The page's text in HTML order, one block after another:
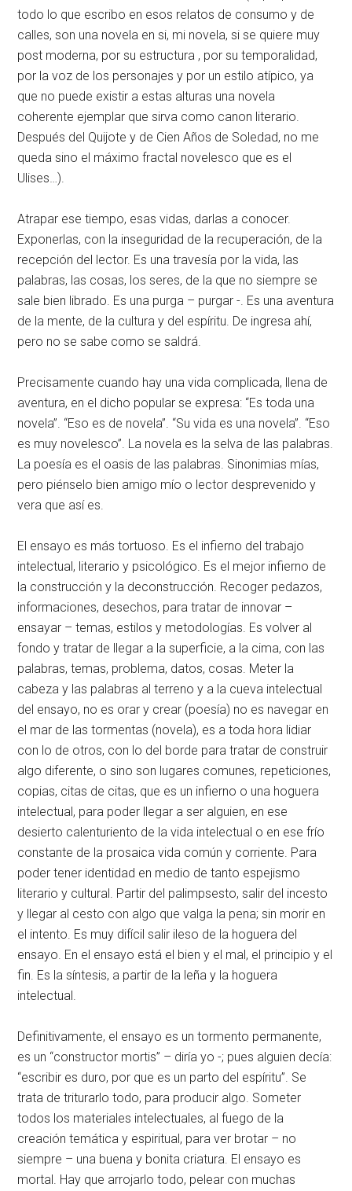
todo lo que escribo en esos relatos de consumo y de
calles, son una novela en si, mi novela, si se quiere muy
post moderna, por su estructura , por su temporalidad,
por la voz de los personajes y por un estilo atípico, ya
que no puede existir a estas alturas una novela
coherente ejemplar que sirva como canon literario.
Después del Quijote y de Cien Años de Soledad, no me
queda sino el máximo fractal novelesco que es el
Ulises…).
Atrapar ese tiempo, esas vidas, darlas a conocer.
Exponerlas, con la inseguridad de la recuperación, de la
recepción del lector. Es una travesía por la vida, las
palabras, las cosas, los seres, de la que no siempre se
sale bien librado. Es una purga – purgar -. Es una aventura
de la mente, de la cultura y del espíritu. De ingresa ahí,
pero no se sabe como se saldrá.
Precisamente cuando hay una vida complicada, llena de
aventura, en el dicho popular se expresa: “Es toda una
novela”. “Eso es de novela”. “Su vida es una novela”. “Eso
es muy novelesco”. La novela es la selva de las palabras.
La poesía es el oasis de las palabras. Sinonimias mías,
pero piénselo bien amigo mío o lector desprevenido y
vera que así es.
El ensayo es más tortuoso. Es el infierno del trabajo
intelectual, literario y psicológico. Es el mejor infierno de
la construcción y la deconstrucción. Recoger pedazos,
informaciones, desechos, para tratar de innovar –
ensayar – temas, estilos y metodologías. Es volver al
fondo y tratar de llegar a la superficie, a la cima, con las
palabras, temas, problema, datos, cosas. Meter la
cabeza y las palabras al terreno y a la cueva intelectual
del ensayo, no es orar y crear (poesía) no es navegar en
el mar de las tormentas (novela), es a toda hora lidiar
con lo de otros, con lo del borde para tratar de construir
algo diferente, o sino son lugares comunes, repeticiones,
copias, citas de citas, que es un infierno o una hoguera
intelectual, para poder llegar a ser alguien, en ese
desierto calenturiento de la vida intelectual o en ese frío
constante de la prosaica vida común y corriente. Para
poder tener identidad en medio de tanto espejismo
literario y cultural. Partir del palimpsesto, salir del incesto
y llegar al cesto con algo que valga la pena; sin morir en
el intento. Es muy difícil salir ileso de la hoguera del
ensayo. En el ensayo está el bien y el mal, el principio y el
fin. Es la síntesis, a partir de la leña y la hoguera
intelectual.
Definitivamente, el ensayo es un tormento permanente,
es un “constructor mortis” – diría yo -; pues alguien decía:
“escribir es duro, por que es un parto del espíritu”. Se
trata de triturarlo todo, para producir algo. Someter
todos los materiales intelectuales, al fuego de la
creación temática y espiritual, para ver brotar – no
siempre – una buena y bonita criatura. El ensayo es
mortal. Hay que arrojarlo todo, pelear con muchas